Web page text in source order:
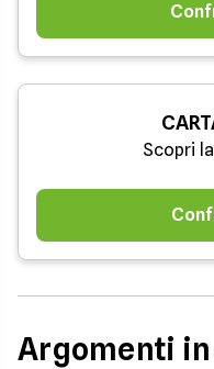
Scopri
Argomenti